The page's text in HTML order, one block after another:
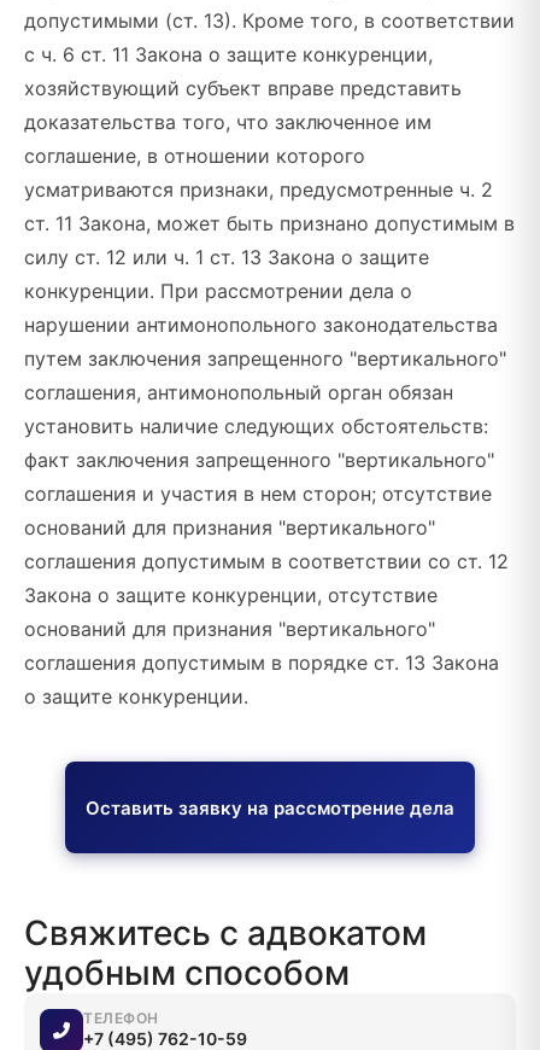
допустимыми (ст. 13). Кроме того, в соответствии
с ч. 6 ст. 11 Закона о защите конкуренции,
хозяйствующий субъект вправе представить
доказательства того, что заключенное им
соглашение, в отношении которого
усматриваются признаки, предусмотренные ч. 2
ст. 11 Закона, может быть признано допустимым в
силу ст. 12 или ч. 1 ст. 13 Закона о защите
конкуренции. При рассмотрении дела о
нарушении антимонопольного законодательства
путем заключения запрещенного "вертикального"
соглашения, антимонопольный орган обязан
установить наличие следующих обстоятельств:
факт заключения запрещенного "вертикального"
соглашения и участия в нем сторон; отсутствие
оснований для признания "вертикального"
соглашения допустимым в соответствии со ст. 12
Закона о защите конкуренции, отсутствие
оснований для признания "вертикального"
соглашения допустимым в порядке ст. 13 Закона
о защите конкуренции.
Оставить заявку на рассмотрение дела
Свяжитесь с адвокатом
удобным способом
ТЕЛЕФОН
+7 (495) 762-10-59